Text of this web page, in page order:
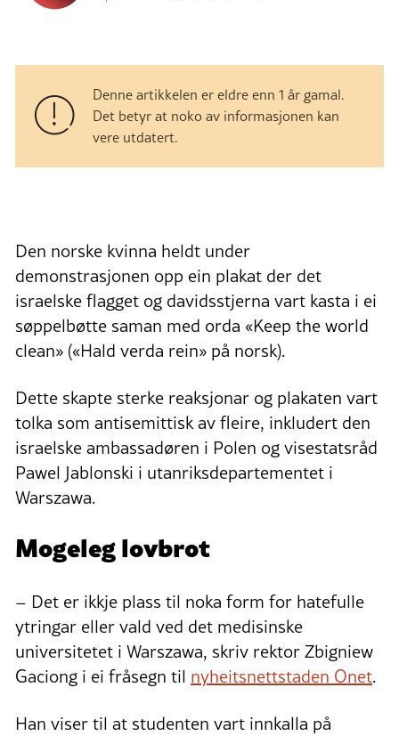
Denne artikkelen er eldre enn 1 år gamal.
Det betyr at noko av informasjonen kan
vere utdatert.
Den norske kvinna heldt under
demonstrasjonen opp ein plakat der det
israelske flagget og davidsstjerna vart kasta i ei
søppelbøtte saman med orda «Keep the world
clean» («Hald verda rein» på norsk).
Dette skapte sterke reaksjonar og plakaten vart
tolka som antisemittisk av fleire, inkludert den
israelske ambassadøren i Polen og visestatsråd
Pawel Jablonski i utanriksdepartementet i
Warszawa.
Mogeleg lovbrot
– Det er ikkje plass til noka form for hatefulle
ytringar eller vald ved det medisinske
universitetet i Warszawa, skriv rektor Zbigniew
Gaciong i ei fråsegn til nyheitsnettstaden Onet.
Han viser til at studenten vart innkalla på